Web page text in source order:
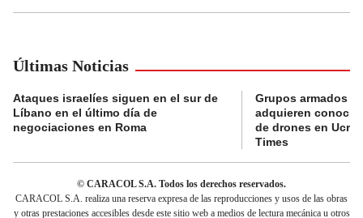
Últimas Noticias
Ataques israelíes siguen en el sur de
Líbano en el último día de
negociaciones en Roma
Grupos armados
adquieren
de drones en
Times
© CARACOL S.A. Todos los derechos reservados.
CARACOL S.A. realiza una reserva expresa de las reproducciones y usos de las obras
y otras prestaciones accesibles desde este sitio web a medios de lectura mecánica u otros